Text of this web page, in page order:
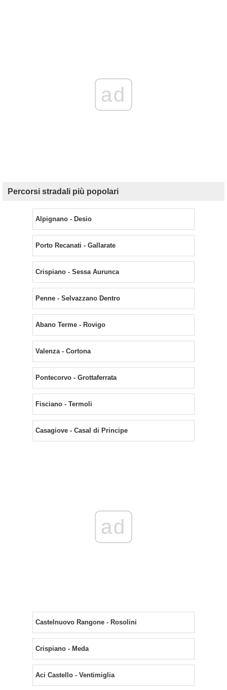
ad
Percorsi stradali più popolari
Alpignano - Desio
Porto Recanati - Gallarate
Crispiano - Sessa Aurunca
Penne - Selvazzano Dentro
Abano Terme - Rovigo
Valenza - Cortona
Pontecorvo - Grottaferrata
Fisciano - Termoli
Casagiove - Casal di Principe
ad
Castelnuovo Rangone - Rosolini
Crispiano - Meda
Aci Castello - Ventimiglia